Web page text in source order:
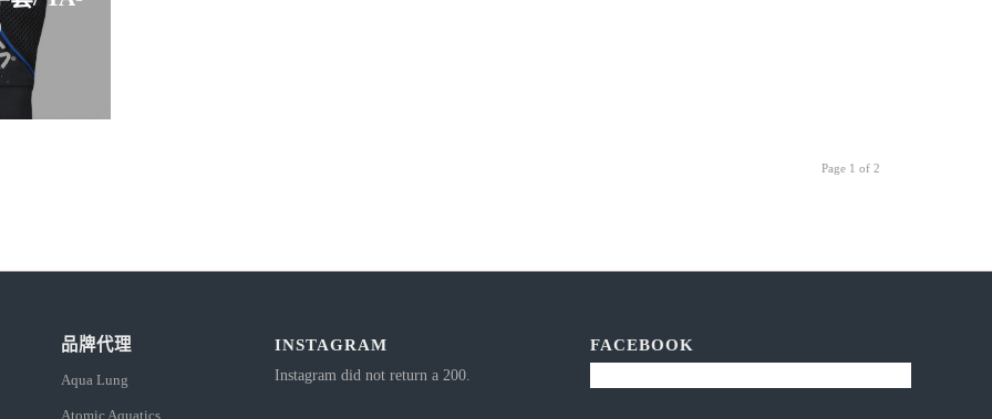
Page 1 of 2
品牌代理
Aqua Lung
Atomic Aquatics
INSTAGRAM
Instagram did not return a 200.
FACEBOOK